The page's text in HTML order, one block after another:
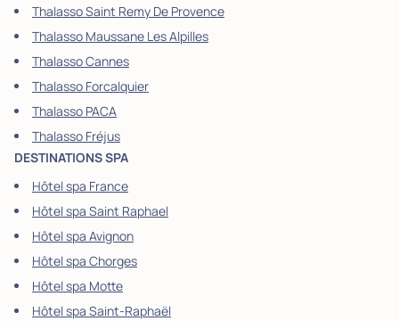
Thalasso Saint Remy De Provence
Thalasso Maussane Les Alpilles
Thalasso Cannes
Thalasso Forcalquier
Thalasso PACA
Thalasso Fréjus
DESTINATIONS SPA
Hôtel spa France
Hôtel spa Saint Raphael
Hôtel spa Avignon
Hôtel spa Chorges
Hôtel spa Motte
Hôtel spa Saint-Raphaël